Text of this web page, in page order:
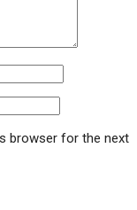
browser for the next